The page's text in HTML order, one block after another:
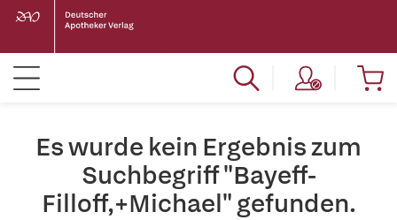
Es wurde kein Ergebnis zum
Suchbegriff "Bayeff-
Filloff,+Michael" gefunden.